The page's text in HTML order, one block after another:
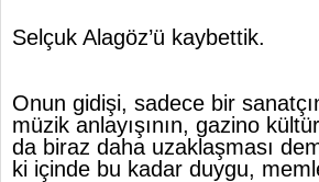
Selçuk Alagöz’ü kaybettik.
Onun gidişi, sadece bir
müzik anlayışının, gazino
da biraz daha uzaklaşması
ki içinde bu kadar duygu,